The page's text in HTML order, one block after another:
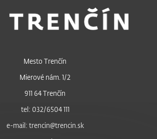
Mesto Trenčín
Mierové nám. 1/2
911 64 Trenčín
tel: 032/6504 111
e-mail: trencin@trencin.sk